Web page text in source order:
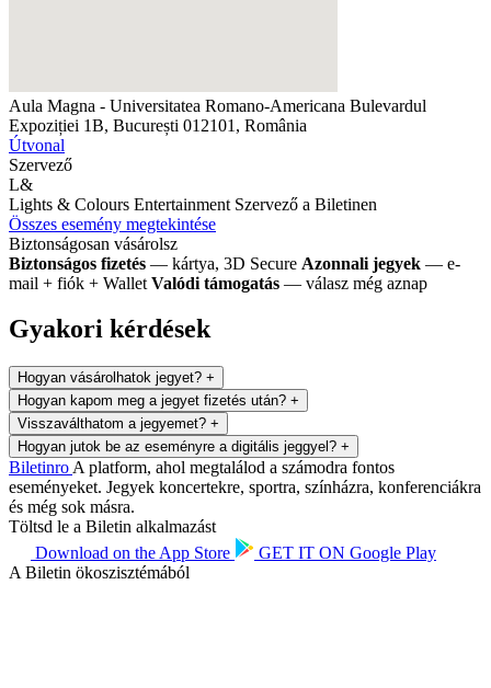
Aula Magna - Universitatea Romano-Americana Bulevardul
Expoziției 1B, București 012101, România
Útvonal
Szervező
L&
Lights & Colours Entertainment Szervező a Biletinen
Összes esemény megtekintése
Biztonságosan vásárolsz
Biztonságos fizetés — kártya, 3D Secure Azonnali jegyek — e-
mail + fiók + Wallet Valódi támogatás — válasz még aznap
Gyakori kérdések
Hogyan vásárolhatok jegyet? +
Hogyan kapom meg a jegyet fizetés után? +
Visszaválthatom a jegyemet? +
Hogyan jutok be az eseményre a digitális jeggyel? +
Biletinro A platform, ahol megtalálod a számodra fontos
eseményeket. Jegyek koncertekre, sportra, színházra, konferenciákra
és még sok másra.
Töltsd le a Biletin alkalmazást
Download on the App Store GET IT ON Google Play
A Biletin ökoszisztémából